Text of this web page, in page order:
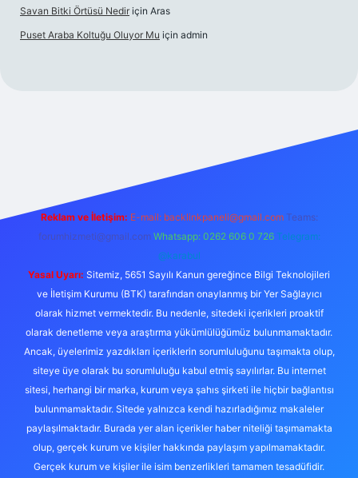
Savan Bitki Örtüsü Nedir için Aras
Puset Araba Koltuğu Oluyor Mu için admin
Reklam ve İletişim: E-mail: backlinkpaneli@gmail.com Teams:
forumhizmeti@gmail.com Whatsapp: 0262 606 0 726 Telegram:
@karabul
Yasal Uyarı: Sitemiz, 5651 Sayılı Kanun gereğince Bilgi Teknolojileri
ve İletişim Kurumu (BTK) tarafından onaylanmış bir Yer Sağlayıcı
olarak hizmet vermektedir. Bu nedenle, sitedeki içerikleri proaktif
olarak denetleme veya araştırma yükümlülüğümüz bulunmamaktadır.
Ancak, üyelerimiz yazdıkları içeriklerin sorumluluğunu taşımakta olup,
siteye üye olarak bu sorumluluğu kabul etmiş sayılırlar. Bu internet
sitesi, herhangi bir marka, kurum veya şahıs şirketi ile hiçbir bağlantısı
bulunmamaktadır. Sitede yalnızca kendi hazırladığımız makaleler
paylaşılmaktadır. Burada yer alan içerikler haber niteliği taşımamakta
olup, gerçek kurum ve kişiler hakkında paylaşım yapılmamaktadır.
Gerçek kurum ve kişiler ile isim benzerlikleri tamamen tesadüfidir.